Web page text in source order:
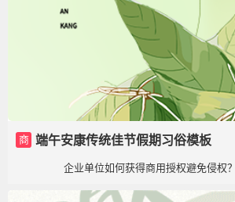
商 端午安康传统佳节假期习俗模板
企业单位如何获得商用授权避免侵权？